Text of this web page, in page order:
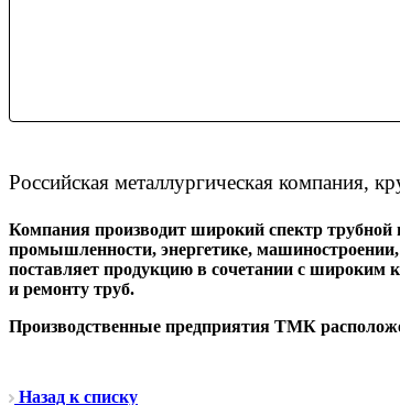
Российская металлургическая компания,
Компания производит широкий спектр трубной
промышленности, энергетике,
поставляет продукцию в сочетании с широким
и ремонту труб.
Производственные предприятия ТМК
Назад к списку